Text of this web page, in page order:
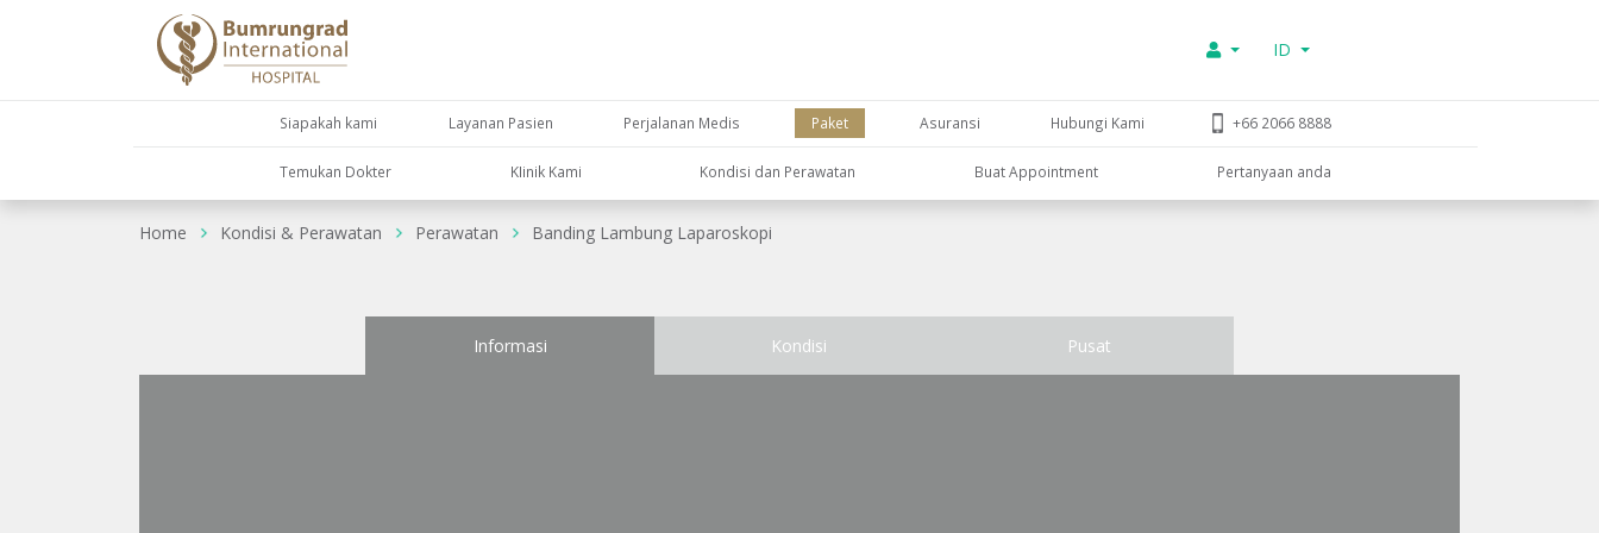
ID
Siapakah kami Layanan Pasien Perjalanan Medis Paket Asuransi Hubungi Kami +66 2066 8888
Temukan Dokter KIinik Kami Kondisi dan Perawatan Buat Appointment Pertanyaan anda
Home Kondisi & Perawatan Perawatan Banding Lambung Laparoskopi
Informasi Kondisi Pusat